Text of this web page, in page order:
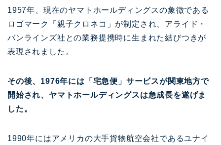
1957年、現在のヤマトホールディングスの象徴である
ロゴマーク「親子クロネコ」が制定され、アライド・
バンラインズ社との業務提携時に生まれた結びつきが
表現されました。
その後、1976年には「宅急便」サービスが関東地方で
開始され、ヤマトホールディングスは急成長を遂げま
した。
1990年にはアメリカの大手貨物航空会社であるユナイ